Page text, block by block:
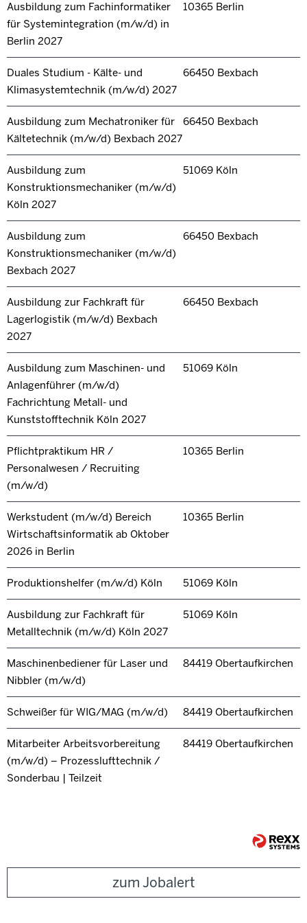
Ausbildung zum Fachinformatiker
für Systemintegration (m/w/d) in
Berlin 2027
10365 Berlin
Duales Studium - Kälte- und
Klimasystemtechnik (m/w/d) 2027
66450 Bexbach
Ausbildung zum Mechatroniker für
Kältetechnik (m/w/d) Bexbach 2027
66450 Bexbach
Ausbildung zum
Konstruktionsmechaniker (m/w/d)
Köln 2027
51069 Köln
Ausbildung zum
Konstruktionsmechaniker (m/w/d)
Bexbach 2027
66450 Bexbach
Ausbildung zur Fachkraft für
Lagerlogistik (m/w/d) Bexbach
2027
66450 Bexbach
Ausbildung zum Maschinen- und
Anlagenführer (m/w/d)
Fachrichtung Metall- und
Kunststofftechnik Köln 2027
51069 Köln
Pflichtpraktikum HR /
Personalwesen / Recruiting
(m/w/d)
10365 Berlin
Werkstudent (m/w/d) Bereich
Wirtschaftsinformatik ab Oktober
2026 in Berlin
10365 Berlin
Produktionshelfer (m/w/d) Köln 51069 Köln
Ausbildung zur Fachkraft für
Metalltechnik (m/w/d) Köln 2027
51069 Köln
Maschinenbediener für Laser und
Nibbler (m/w/d)
84419 Obertaufkirchen
Schweißer für WIG/MAG (m/w/d) 84419 Obertaufkirchen
Mitarbeiter Arbeitsvorbereitung
(m/w/d) – Prozesslufttechnik /
Sonderbau | Teilzeit
84419 Obertaufkirchen
zum Jobalert